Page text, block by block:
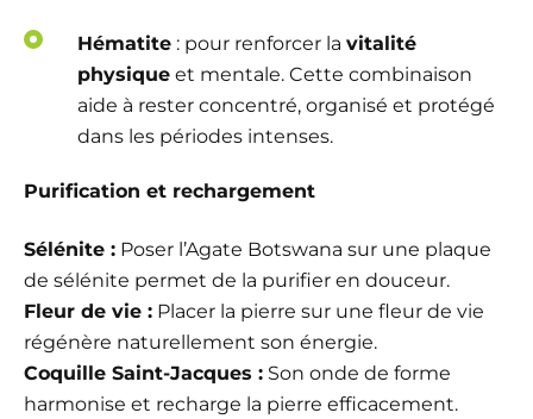
Hématite : pour renforcer la vitalité
physique et mentale. Cette combinaison
aide à rester concentré, organisé et protégé
dans les périodes intenses.
Purification et rechargement
Sélénite : Poser l’Agate Botswana sur une plaque
de sélénite permet de la purifier en douceur.
Fleur de vie : Placer la pierre sur une fleur de vie
régénère naturellement son énergie.
Coquille Saint-Jacques : Son onde de forme
harmonise et recharge la pierre efficacement.